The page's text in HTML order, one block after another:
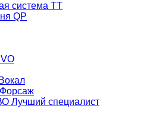
система ТТ
QP
Лучший специалист